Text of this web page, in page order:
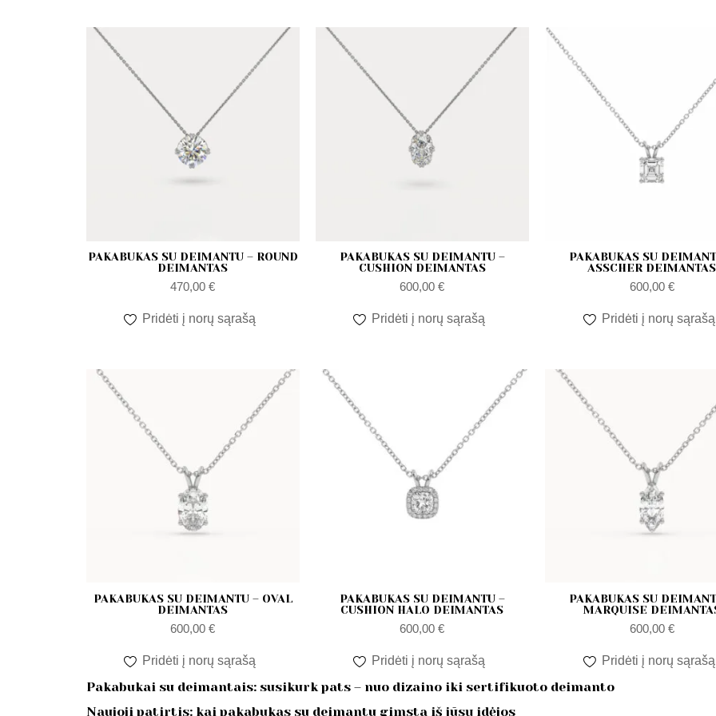
niskiej
PAKABUKAS SU DEIMANTU – ROUND
DEIMANTAS
470,00€
Pridėti į norų sąrašą
PAKABUKAS SU DEIMANTU –
CUSHION DEIMANTAS
600,00€
Pridėti į norų sąrašą
PAKABUKAS SU
ASSCHER DEIMANTAS
600,00 €
Pridėti į norų sąrašą
PAKABUKAS SU DEIMANTU – OVAL
DEIMANTAS
600,00€
Pridėti į norų sąrašą
PAKABUKAS SU DEIMANTU –
CUSHION HALO DEIMANTAS
600,00€
Pridėti į norų sąrašą
PAKABUKAS SU
MARQUISE
600,00 €
Pridėti į norų sąrašą
Pakabukai su deimantais: susikurk pats – nuo dizaino iki sertifikuoto deimanto
Naujoji patirtis: kai pakabukas su deimantu gimsta iš jūsų idėjos